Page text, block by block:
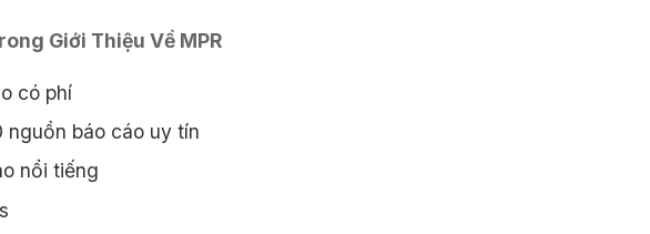
Giới Thiệu Về MPR
có phí
nguồn báo cáo uy tín
nổi tiếng